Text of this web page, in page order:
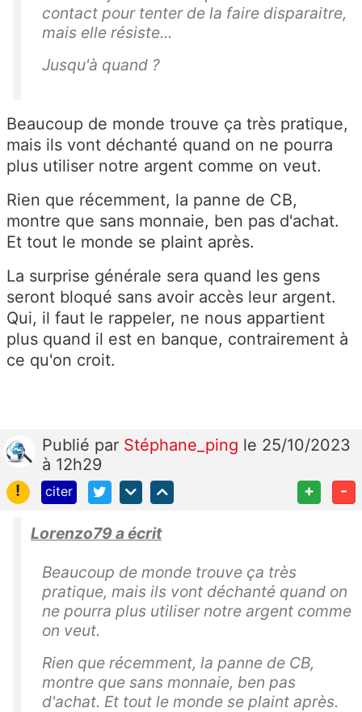
contact pour tenter de la faire disparaitre,
mais elle résiste...
Jusqu'à quand ?
Beaucoup de monde trouve ça très pratique,
mais ils vont déchanté quand on ne pourra
plus utiliser notre argent comme on veut.
Rien que récemment, la panne de CB,
montre que sans monnaie, ben pas d'achat.
Et tout le monde se plaint après.
La surprise générale sera quand les gens
seront bloqué sans avoir accès leur argent.
Qui, il faut le rappeler, ne nous appartient
plus quand il est en banque, contrairement à
ce qu'on croit.
Publié par Stéphane_ping le 25/10/2023
à 12h29
!
citer + -
Lorenzo79 a écrit
Beaucoup de monde trouve ça très
pratique, mais ils vont déchanté quand on
ne pourra plus utiliser notre argent comme
on veut.
Rien que récemment, la panne de CB,
montre que sans monnaie, ben pas
d'achat. Et tout le monde se plaint après.